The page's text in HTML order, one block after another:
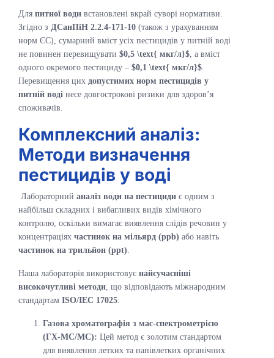
Для питної води встановлені вкрай суворі нормативи.
Згідно з ДСанПіН 2.2.4-171-10 (також з урахуванням
норм ЄС), сумарний вміст усіх пестицидів у питній воді
не повинен перевищувати $0,5 \text{ мкг/л}$ , а вміст
одного окремого пестициду – $0,1 \text{ мкг/л}$
Перевищення цих допустимих норм пестицидів у
питній воді несе довгострокові ризики для здоров’я
споживачів.
Комплексний аналіз:
Методи визначення
пестицидів у воді
Лабораторний аналіз води на пестициди є одним з
найбільш складних і вибагливих видів хімічного
контролю, оскільки вимагає виявлення слідів речовин у
концентраціях частинок на мільярд (ppb) або навіть
частинок на трильйон (ppt)
Наша лабораторія використовує найсучасніші
високочутливі методи , що відповідають міжнародним
стандартам ISO/IEC 17025:
Газова хроматографія з мас-спектрометрією
(ГХ-МС/МС): Цей метод є золотим стандартом
для виявлення летких та напівлетких органічних